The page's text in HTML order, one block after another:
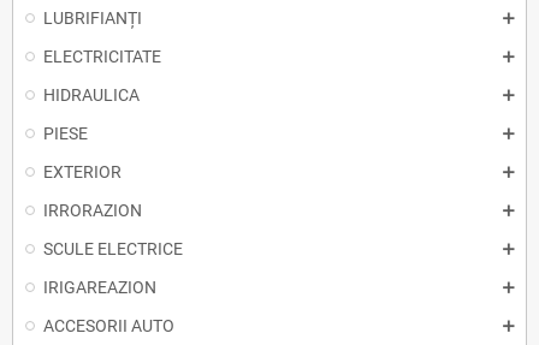
LUBRIFIANȚI
ELECTRICITATE
HIDRAULICA
PIESE
EXTERIOR
IRRORAZION
SCULE ELECTRICE
IRIGAREAZION
ACCESORII AUTO